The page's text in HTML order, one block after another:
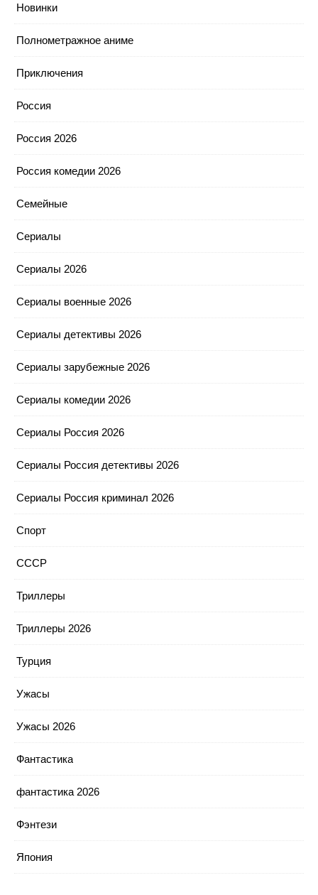
Новинки
Полнометражное аниме
Приключения
Россия
Россия 2026
Россия комедии 2026
Семейные
Сериалы
Сериалы 2026
Сериалы военные 2026
Сериалы детективы 2026
Сериалы зарубежные 2026
Сериалы комедии 2026
Сериалы Россия 2026
Сериалы Россия детективы 2026
Сериалы Россия криминал 2026
Спорт
СССР
Триллеры
Триллеры 2026
Турция
Ужасы
Ужасы 2026
Фантастика
фантастика 2026
Фэнтези
Япония